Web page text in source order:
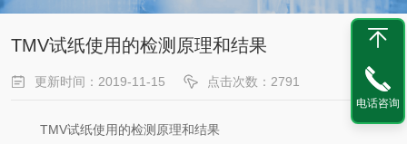
TMV试纸使用的检测原理和结果
更新时间：2019-11-15 点击次数：2791
TMV试纸使用的检测原理和结果
电话咨询